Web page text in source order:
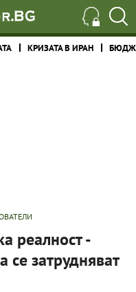
КРИЗАТА В ИРАН
реалност -
се затрудняват